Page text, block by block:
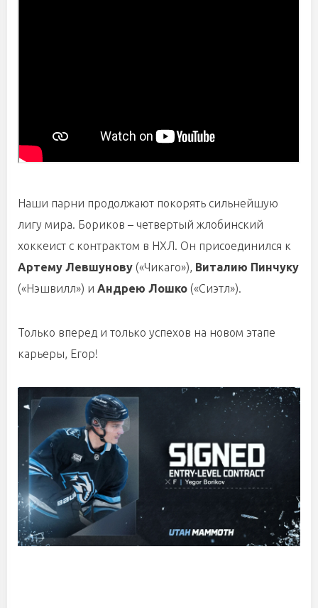
Наши парни продолжают покорять сильнейшую
лигу мира. Бориков – четвертый жлобинский
хоккеист с контрактом в НХЛ. Он присоединился к
Артему Левшунову («Чикаго»), Виталию Пинчуку
(«Нэшвилл») и Андрею Лошко («Сиэтл»).
Только вперед и только успехов на новом этапе
карьеры, Егор!